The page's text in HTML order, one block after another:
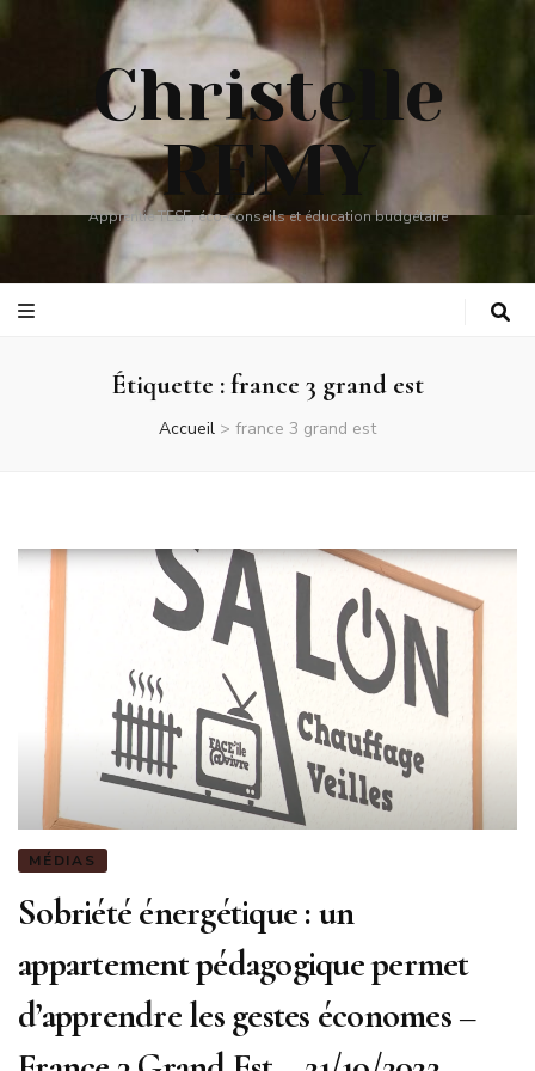
Christelle
REMY
Apprentie TESF, éco-conseils et éducation budgétaire
Étiquette :france 3 grand est
Accueil > france 3 grand est
MÉDIAS
Sobriété énergétique : un
appartement pédagogique permet
d’apprendre les gestes économes –